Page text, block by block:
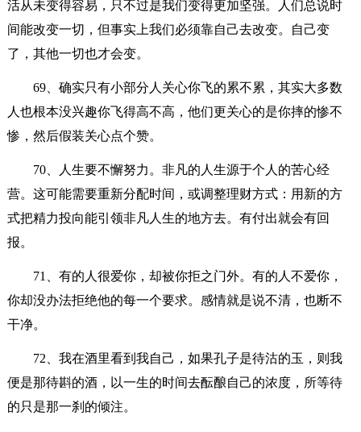
活从未变得容易，只不过是我们变得更加坚强。人们总说时
间能改变一切，但事实上我们必须靠自己去改变。自己变
了，其他一切也才会变。
69、确实只有小部分人关心你飞的累不累，其实大多数
人也根本没兴趣你飞得高不高，他们更关心的是你摔的惨不
惨，然后假装关心点个赞。
70、人生要不懈努力。非凡的人生源于个人的苦心经
营。这可能需要重新分配时间，或调整理财方式：用新的方
式把精力投向能引领非凡人生的地方去。有付出就会有回
报。
71、有的人很爱你，却被你拒之门外。有的人不爱你，
你却没办法拒绝他的每一个要求。感情就是说不清，也断不
干净。
72、我在酒里看到我自己，如果孔子是待沽的玉，则我
便是那待斟的酒，以一生的时间去酝酿自己的浓度，所等待
的只是那一刹的倾注。